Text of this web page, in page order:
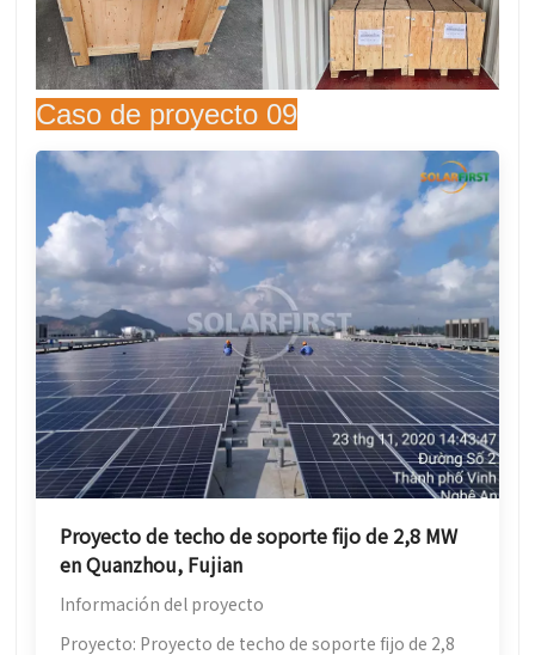
Caso de proyecto 09
Proyecto de techo de soporte fijo de 2,8 MW
en Quanzhou, Fujian
Información del proyecto
Proyecto: Proyecto de techo de soporte fijo de 2,8